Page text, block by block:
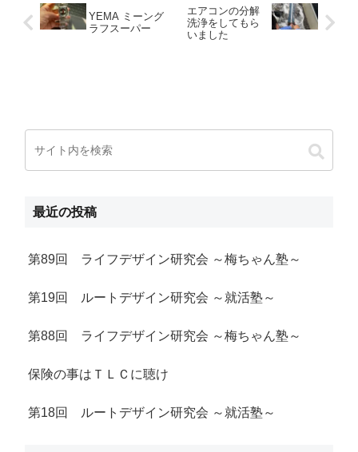
YEMA ミーング
ラフスーパー
エアコンの分解
洗浄をしてもら
いました
最近の投稿
第89回 ライフデザイン研究会 ～梅ちゃん塾～
第19回 ルートデザイン研究会 ～就活塾～
第88回 ライフデザイン研究会 ～梅ちゃん塾～
保険の事はＴＬＣに聴け
第18回 ルートデザイン研究会 ～就活塾～